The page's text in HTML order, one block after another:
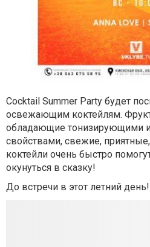
Cocktail Summer Party будет
освежающим коктейлям.
обладающие тонизирующими
свойствами, свежие,
коктейли очень быстро
окунуться в сказку!
До встречи в этот летний день!